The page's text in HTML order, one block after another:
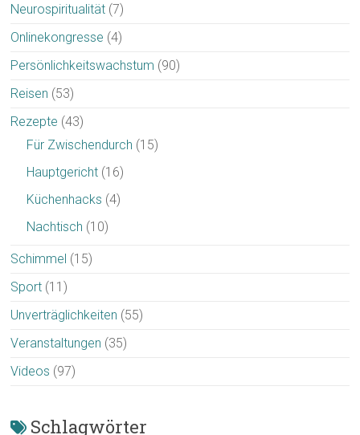
Neurospiritualität (7)
Onlinekongresse (4)
Persönlichkeitswachstum (90)
Reisen (53)
Rezepte (43)
Für Zwischendurch (15)
Hauptgericht (16)
Küchenhacks (4)
Nachtisch (10)
Schimmel (15)
Sport (11)
Unverträglichkeiten (55)
Veranstaltungen (35)
Videos (97)
Schlagwörter